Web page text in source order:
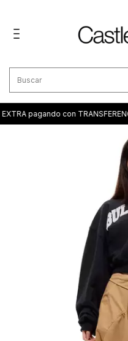
pagando con TRANSFERENCIA